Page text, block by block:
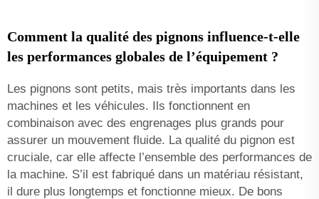
Comment la qualité des pignons influence-t-elle
les performances globales de l’équipement ?
Les pignons sont petits, mais très importants dans les
machines et les véhicules. Ils fonctionnent en
combinaison avec des engrenages plus grands pour
assurer un mouvement fluide. La qualité du pignon est
cruciale, car elle affecte l’ensemble des performances de
la machine. S’il est fabriqué dans un matériau résistant,
il dure plus longtemps et fonctionne mieux. De bons